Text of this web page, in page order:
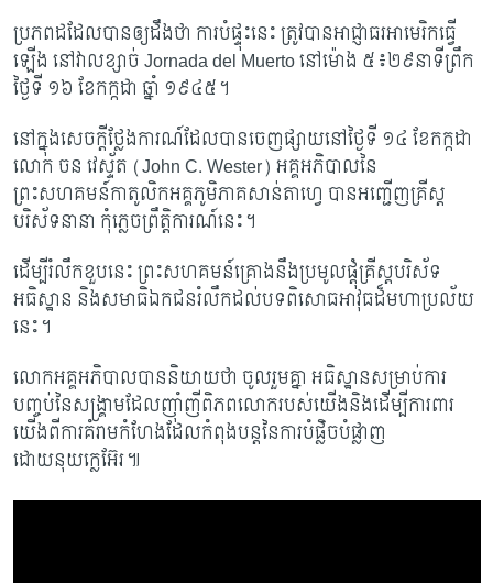
ប្រភពដដែលបានឲ្យដឹងថា ការបំផ្ទុះនេះ ត្រូវបានអាជ្ញាធរអាមេរិកធ្វើ
ឡើង នៅវាលខ្សាច់Jornada del Muertoនៅម៉ោង ៥៖២៩នាទីព្រឹក
ថ្ងៃទី ១៦ ខែកក្កដា ឆ្នាំ ១៩៤៥។
នៅក្នុងសេចក្តីថ្លែងការណ៍ដែលបានចេញផ្សាយនៅថ្ងៃទី ១៤ ខែកក្កដា
លោក ចន វេស្ទ័ត (John C. Wester) អគ្គអភិបាលនៃ
ព្រះសហគមន៍កាតូលិកអគ្គភូមិភាគសាន់តាហ្វេ បានអញ្ជើញគ្រីស្ត
បរិស័ទនានា កុំភ្លេចព្រឹត្តិការណ៍នេះ។
ដើម្បីរំលឹកខួបនេះ ព្រះសហគមន៍គ្រោងនឹងប្រមូលផ្តុំគ្រីស្តបរិស័ទ
អធិស្ឋាន និងសមាធិឯកជនរំលឹកដល់បទពិសោធអាវុធដ៏មហាប្រល័យ
នេះ។
លោកអគ្គអភិបាលបាននិយាយថា ចូលរួមគ្នា អធិស្ឋានសម្រាប់ការ
បញ្ចប់នៃសង្រ្គាមដែលញ៉ាំញីពិភពលោករបស់យើងនិងដើម្បីការពារ
យើងពីការគំរាមកំហែងដែលកំពុងបន្តនៃការបំផ្លិចបំផ្លាញ
ដោយនុយក្លេអ៊ែរ៕